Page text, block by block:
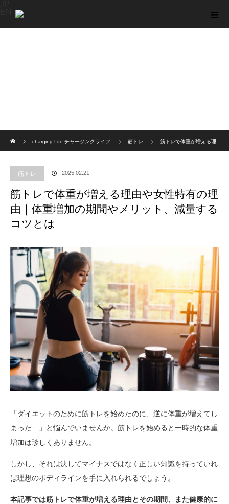
charging Life チャージングライフ
筋トレ 筋トレで体重が増える理
筋トレ 2025.02.21
筋トレで体重が増える理由や女性特有の理
由｜体重増加の期間やメリット、減量する
コツとは
「ダイエットのために筋トレを始めたのに、逆に体重が増えてし
まった…」と悩んでいませんか。筋トレを始めると一時的な体重
増加は珍しくありません。
しかし、それは決してマイナスではなく正しい知識を持っていれ
ば理想のボディラインを手に入れられるでしょう。
本記事では筋トレで体重が増える理由とその期間、また健康的に